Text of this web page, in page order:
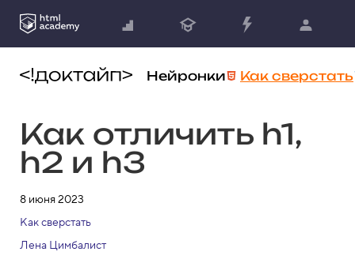
Нейронки Как сверстать
Как отличить h1,
h2 и h3
8 июня 2023
Как сверстать
Лена Цимбалист